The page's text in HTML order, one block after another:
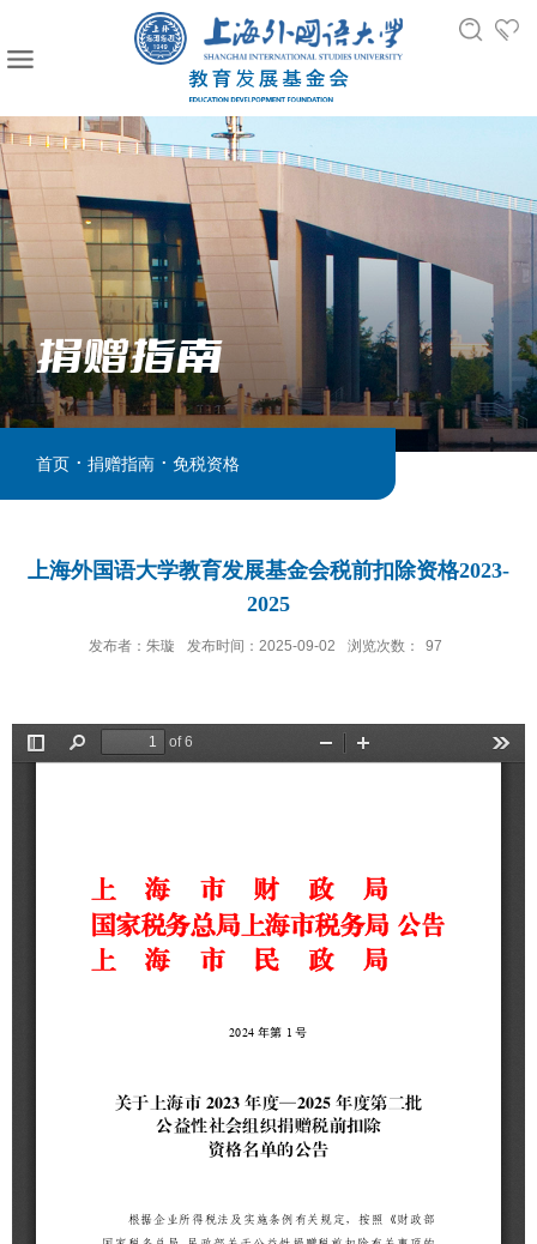
捐赠指南
首页 . 捐赠指南 . 免税资格
上海外国语大学教育发展基金会税前扣除资格2023-
2025
发布者：朱璇 发布时间：2025-09-02 浏览次数： 97